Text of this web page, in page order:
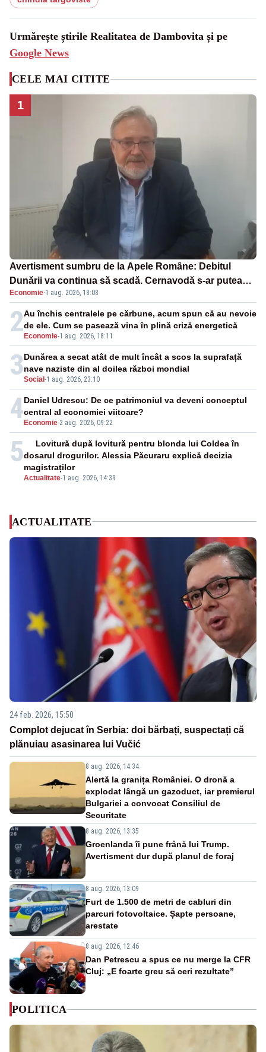
Urmărește știrile Realitatea de Dambovita și pe
Google News
CELE MAI CITITE
1
Avertisment sumbru de la Apele Române: Debitul
Dunării va continua să scadă. Cernavodă s-ar putea
închide în 4 zile
Economie·1 aug. 2026, 18:08
2Economie-1 aug. 2026, 18:11
Au închis centralele pe cărbune, acum spun că au nevoie
de ele. Cum se pasează vina în plină criză energetică
3Social-1 aug. 2026, 23:10
Dunărea a secat atât de mult încât a scos la suprafață
nave naziste din al doilea război mondial
4Economie-2 aug. 2026, 09:22
Daniel Udrescu: De ce patrimoniul va deveni conceptul
central al economiei viitoare?
5
Actualitate-1 aug. 2026, 14:39
Lovitură după lovitură pentru blonda lui Coldea în
dosarul drogurilor. Alessia Păcuraru explică decizia
magistraților
ACTUALITATE
24 feb. 2026, 15:50
Complot dejucat în Serbia: doi bărbați, suspectați că
plănuiau asasinarea lui Vučić
8 aug. 2026, 14:34
Alertă la granița României. O dronă a
explodat lângă un gazoduct, iar premierul
Bulgariei a convocat Consiliul de
Securitate
8 aug. 2026, 13:35
Groenlanda îi pune frână lui Trump.
Avertisment dur după planul de foraj
8 aug. 2026, 13:09
Furt de 1.500 de metri de cabluri din
parcuri fotovoltaice. Șapte persoane,
arestate
8 aug. 2026, 12:46
Dan Petrescu a spus ce nu merge la CFR
Cluj: „E foarte greu să ceri rezultate”
POLITICA